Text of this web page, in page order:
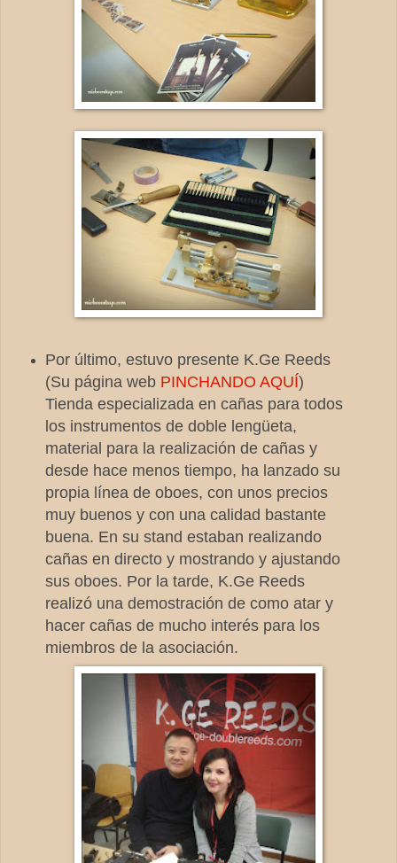
Por último, estuvo presente K.Ge Reeds
(Su página web PINCHANDO AQUÍ)
Tienda especializada en cañas para todos
los instrumentos de doble lengüeta,
material para la realización de cañas y
desde hace menos tiempo, ha lanzado su
propia línea de oboes, con unos precios
muy buenos y con una calidad bastante
buena. En su stand estaban realizando
cañas en directo y mostrando y ajustando
sus oboes. Por la tarde, K.Ge Reeds
realizó una demostración de como atar y
hacer cañas de mucho interés para los
miembros de la asociación.